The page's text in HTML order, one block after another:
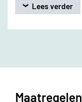
Lees verder
Maatregelen